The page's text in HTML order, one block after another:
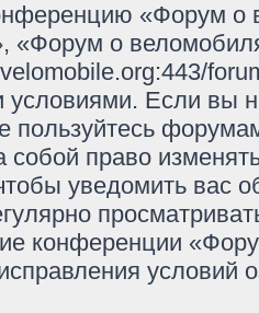
«Форум о
«Форум о
Если вы
пользуйтесь
собой право
уведомить вас
конференции
условий